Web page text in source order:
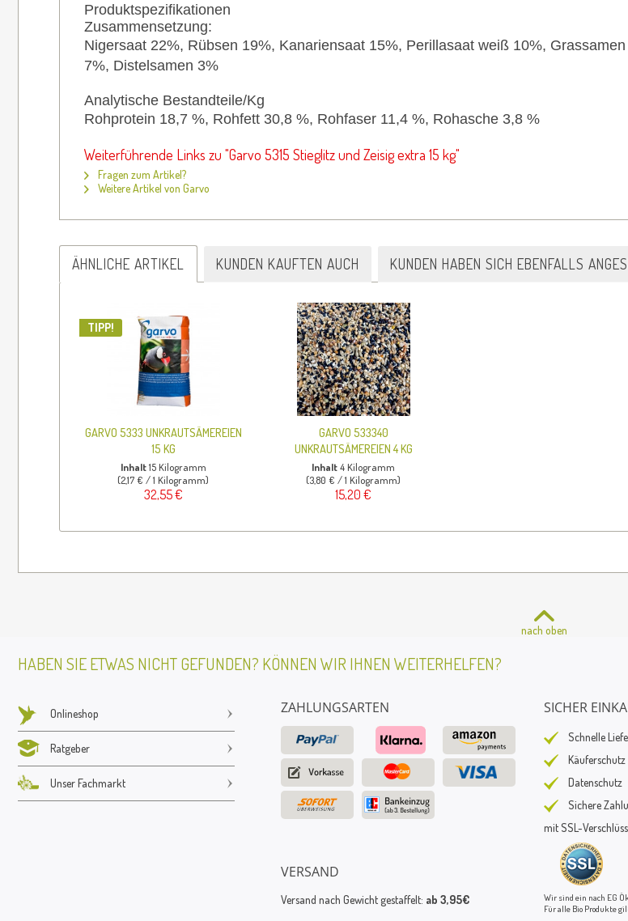
Produktspezifikationen
Zusammensetzung:
Nigersaat 22%, Rübsen 19%, Kanariensaat 15%, Perillasaat weiß 10%,
7%, Distelsamen 3%
Analytische Bestandteile/Kg
Rohprotein 18,7 %, Rohfett 30,8 %, Rohfaser 11,4 %, Rohasche 3,8 %
Weiterführende Links zu "Garvo 5315 Stieglitz und Zeisig extra 15 kg"
Fragen zum Artikel?
Weitere Artikel von Garvo
ÄHNLICHE ARTIKEL KUNDEN KAUFTEN AUCH KUNDEN HABEN SICH EBENFALLS
TIPP!
GARVO 5333 UNKRAUTSÄMEREIEN
15 KG
Inhalt15 Kilogramm
(2,17 € / 1 Kilogramm)
32,55 €
GARVO 533340
UNKRAUTSÄMEREIEN 4 KG
Inhalt4 Kilogramm
(3,80 € / 1 Kilogramm)
15,20 €
nach oben
HABEN SIE ETWAS NICHT GEFUNDEN? KÖNNEN WIR IHNEN WEITERHELFEN?
Onlineshop
Ratgeber
Unser Fachmarkt
ZAHLUNGSARTEN
VERSAND
Versand nach Gewicht gestaffelt: ab 3,95€
SICHER
Schnelle
Käuferschutz
Datenschutz
Sichere
mit SSL-
Wir sind ein nach EG
Für alle Bio Produkte